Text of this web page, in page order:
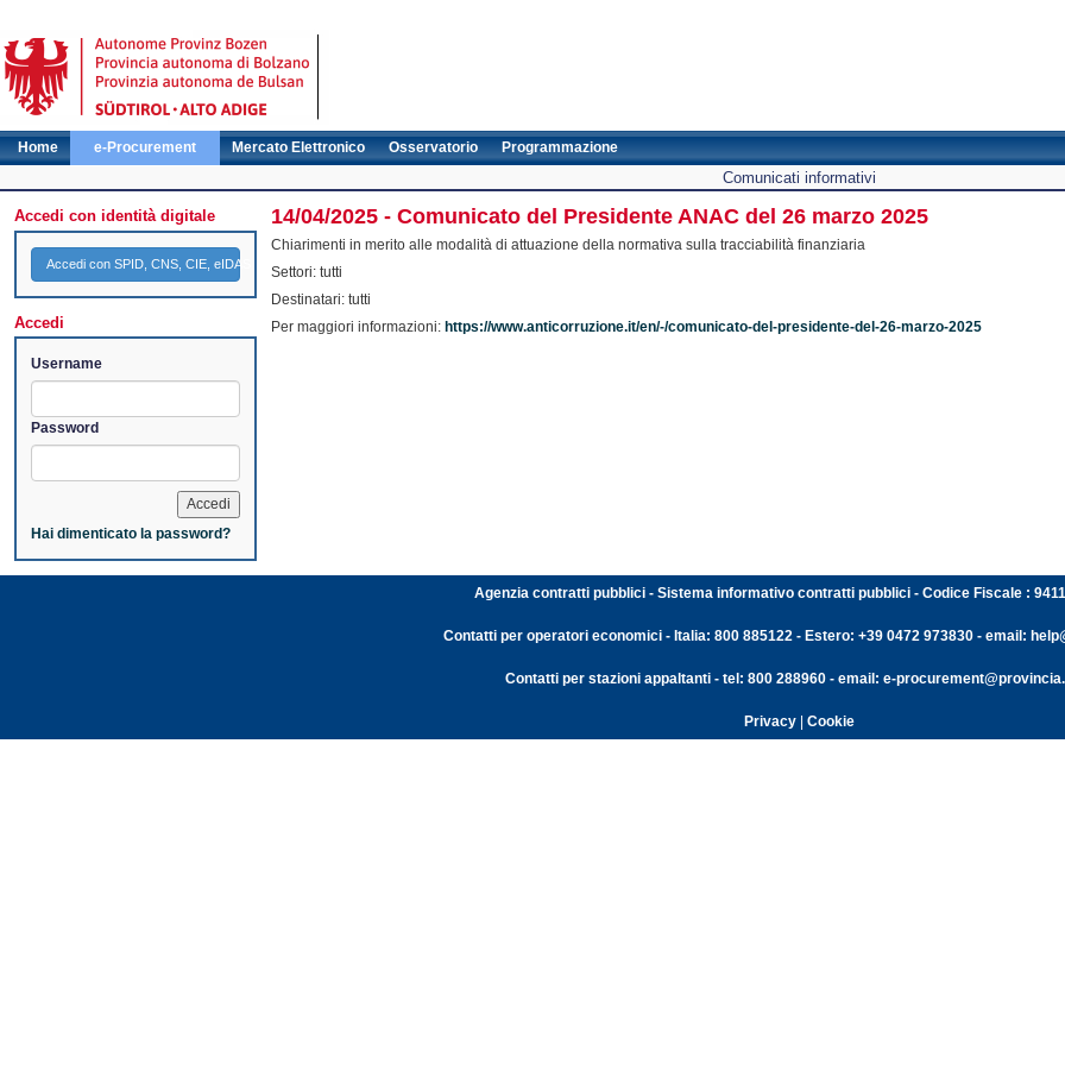
Home e-Procurement Mercato Elettronico Osservatorio Programmazione
Comunicati informativi
Accedi con identità digitale
Accedi con SPID, CNS, CIE, eIDAS
Accedi
Username
Password
Hai dimenticato la password?
14/04/2025 - Comunicato del Presidente ANAC del 26 marzo 2025
Chiarimenti in merito alle modalità di attuazione della normativa sulla tracciabilità finanziaria
Settori: tutti
Destinatari: tutti
Per maggiori informazioni: https://www.anticorruzione.it/en/-/comunicato-del-presidente-del-26-marzo-2025
Agenzia contratti pubblici - Sistema informativo contratti pubblici - Codice Fiscale :
Contatti per operatori economici - Italia: 800 885122 - Estero: +39 0472 973830 - email:
Contatti per stazioni appaltanti - tel: 800 288960 - email: e-
Privacy| Cookie